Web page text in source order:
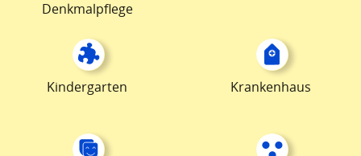
Denkmalpflege
Kindergarten Krankenhaus